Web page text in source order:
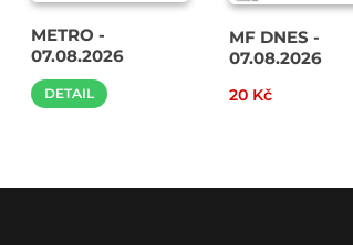
METRO -
07.08.2026
DETAIL
MF DNES -
07.08.2026
20 Kč